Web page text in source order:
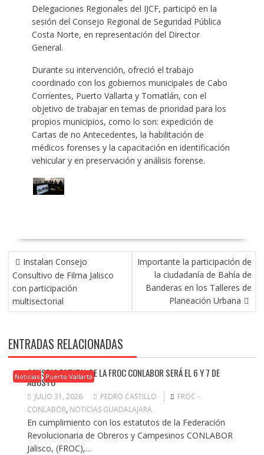
Delegaciones Regionales del IJCF, participó en la
sesión del Consejo Regional de Seguridad Pública
Costa Norte, en representación del Director
General.
Durante su intervención, ofreció el trabajo
coordinado con los gobiernos municipales de Cabo
Corrientes, Puerto Vallarta y Tomatlán, con el
objetivo de trabajar en temas de prioridad para los
propios municipios, como lo son: expedición de
Cartas de no Antecedentes, la habilitación de
médicos forenses y la capacitación en identificación
vehicular y en preservación y análisis forense.
NAVEGACIÓN
DE
ENTRADAS
Instalan Consejo
Consultivo de Filma Jalisco
con participación
multisectorial
Importante la participación de
la ciudadanía de Bahía de
Banderas en los Talleres de
Planeación Urbana
ENTRADAS RELACIONADAS
Noticias Puerto Vallarta
CONSEJO ESTATAL DE LA FROC CONLABOR SERÁ EL 6 Y 7 DE
AGOSTO
JULIO 31, 2026 PEDRO CASTILLO
FROC -
CONLABOR, NOTICIAS GUADALAJARA
En cumplimiento con los estatutos de la Federación
Revolucionaria de Obreros y Campesinos CONLABOR
Jalisco, (FROC),...